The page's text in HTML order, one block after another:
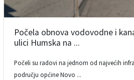
Počela obnova vodovodne i
ulici Humska na ...
Počeli su radovi na jednom od najvećih
području općine Novo ...